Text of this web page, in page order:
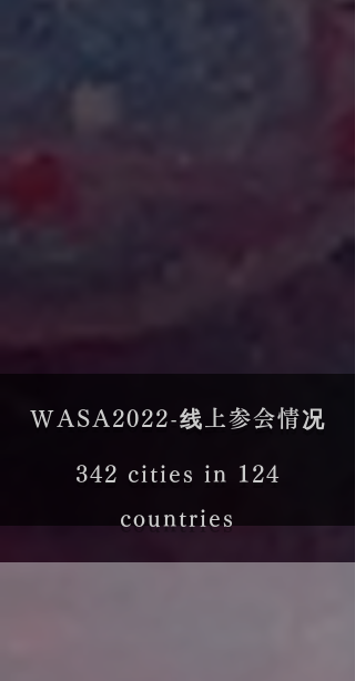
WASA2022-线上参会情况
342 cities in 124
countries